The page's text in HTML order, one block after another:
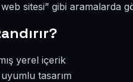
web sitesi” gibi aramalarda
yerel içerik
tasarım